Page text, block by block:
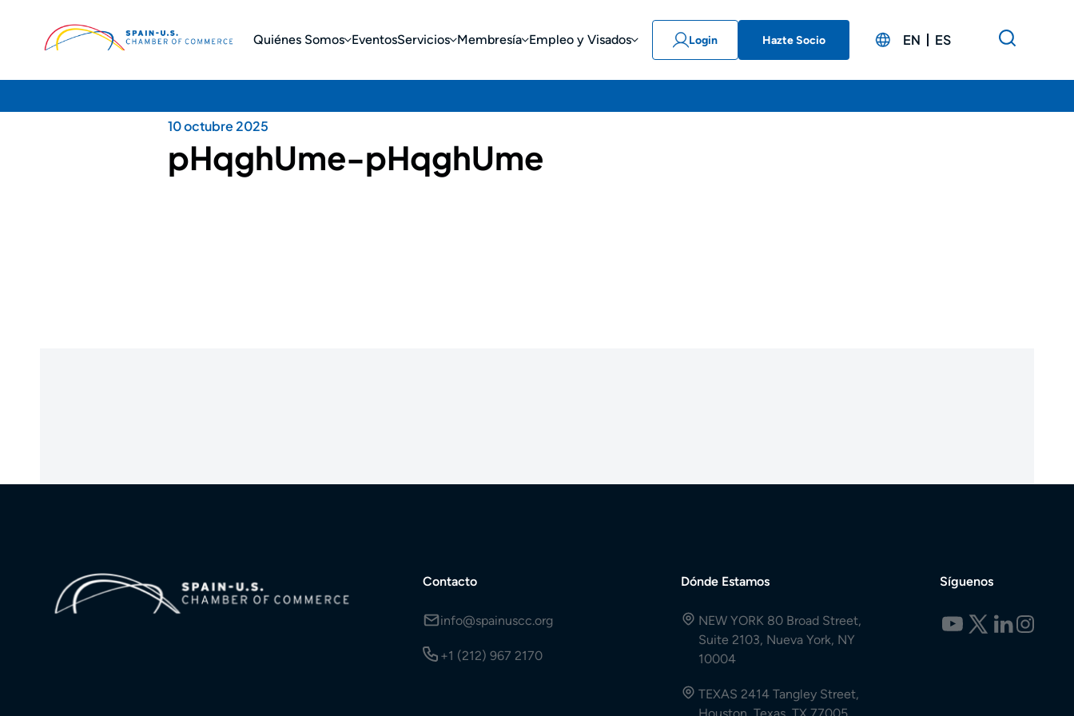
Quiénes Somos EventosServicios Membresía Empleo y Visados Login Hazte Socio EN ES
10 octubre 2025
pHqghUme-pHqghUme
Contacto
info@spainuscc.org
+1 (212) 967 2170
Dónde Estamos
NEW YORK 80 Broad Street,
Suite 2103, Nueva York, NY
10004
TEXAS 2414 Tangley Street,
Síguenos